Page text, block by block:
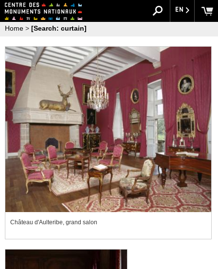
EN
Home > [Search: curtain]
Château d'Aulteribe, grand salon